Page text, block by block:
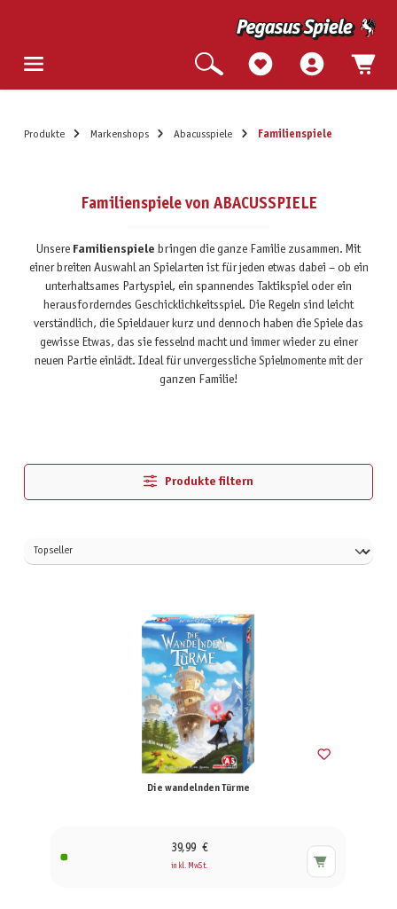
Produkte Markenshops Abacusspiele Familienspiele
Familienspiele von ABACUSSPIELE
Unsere Familienspiele bringen die ganze Familie zusammen. Mit
einer breiten Auswahl an Spielarten ist für jeden etwas dabei – ob ein
unterhaltsames Partyspiel, ein spannendes Taktikspiel oder ein
herausforderndes Geschicklichkeitsspiel. Die Regeln sind leicht
verständlich, die Spieldauer kurz und dennoch haben die Spiele das
gewisse Etwas, das sie fesselnd macht und immer wieder zu einer
neuen Partie einlädt. Ideal für unvergessliche Spielmomente mit der
ganzen Familie!
Produkte filtern
Die wandelnden Türme
39,99 €
inkl. MwSt.